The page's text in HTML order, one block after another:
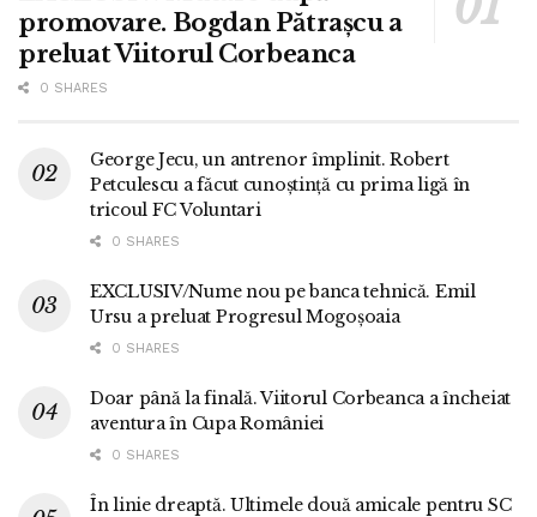
promovare. Bogdan Pătrașcu a
preluat Viitorul Corbeanca
0 SHARES
George Jecu, un antrenor împlinit. Robert
Petculescu a făcut cunoștință cu prima ligă în
tricoul FC Voluntari
0 SHARES
EXCLUSIV/Nume nou pe banca tehnică. Emil
Ursu a preluat Progresul Mogoșoaia
0 SHARES
Doar până la finală. Viitorul Corbeanca a încheiat
aventura în Cupa României
0 SHARES
În linie dreaptă. Ultimele două amicale pentru SC